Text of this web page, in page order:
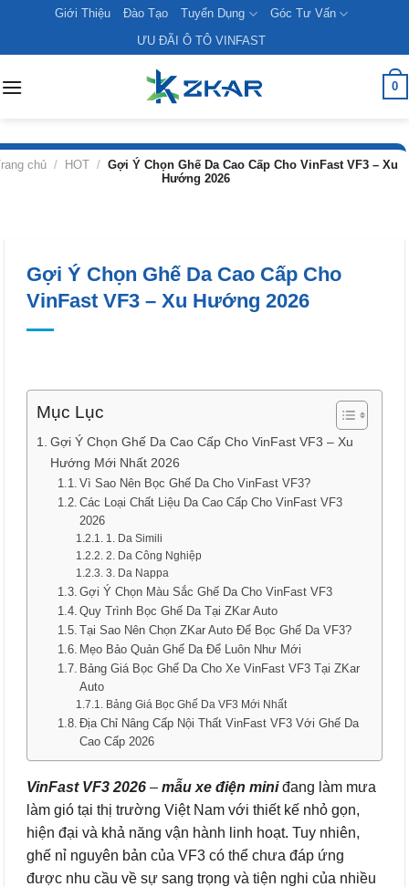
content
Giới Thiệu Đào Tạo Tuyển Dụng
Góc Tư Vấn
ƯU ĐÃI Ô TÔ VINFAST
0
chủ / HOT / Gợi Ý Chọn Ghế Da Cao Cấp Cho VinFast VF3 – Xu
Hướng 2026
Gợi Ý Chọn Ghế Da Cao Cấp Cho
VinFast VF3 – Xu Hướng 2026
Mục Lục
Gợi Ý Chọn Ghế Da Cao Cấp Cho VinFast VF3 – Xu
Hướng Mới Nhất 2026
Vì Sao Nên Bọc Ghế Da Cho VinFast VF3?
Các Loại Chất Liệu Da Cao Cấp Cho VinFast VF3
2026
1. Da Simili
2. Da Công Nghiệp
3. Da Nappa
Gợi Ý Chọn Màu Sắc Ghế Da Cho VinFast VF3
Quy Trình Bọc Ghế Da Tại ZKar Auto
Tại Sao Nên Chọn ZKar Auto Để Bọc Ghế Da VF3?
Mẹo Bảo Quản Ghế Da Để Luôn Như Mới
Bảng Giá Bọc Ghế Da Cho Xe VinFast VF3 Tại ZKar
Auto
Bảng Giá Bọc Ghế Da VF3 Mới Nhất
Địa Chỉ Nâng Cấp Nội Thất VinFast VF3 Với Ghế Da
Cao Cấp 2026
VinFast VF3 2026 – mẫu xe điện mini đang làm mưa
làm gió tại thị trường Việt Nam với thiết kế nhỏ gọn,
hiện đại và khả năng vận hành linh hoạt. Tuy nhiên,
ghế nỉ nguyên bản của VF3 có thể chưa đáp ứng
được nhu cầu về sự sang trọng và tiện nghi của nhiều